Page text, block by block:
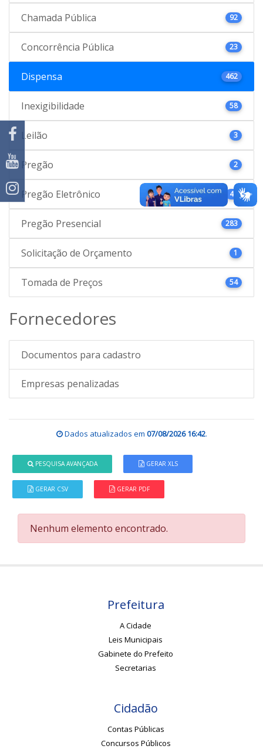
Chamada Pública 92
Concorrência Pública 23
Dispensa 462
Inexigibilidade 58
Leilão 3
Pregão 2
Pregão Eletrônico 46
Pregão Presencial 283
Solicitação de Orçamento 1
Tomada de Preços 54
Fornecedores
Documentos para cadastro
Empresas penalizadas
Dados atualizados em 07/08/2026 16:42.
PESQUISA AVANÇADA GERAR XLS
GERAR CSV GERAR PDF
Nenhum elemento encontrado.
Prefeitura
A Cidade
Leis Municipais
Gabinete do Prefeito
Secretarias
Cidadão
Contas Públicas
Concursos Públicos